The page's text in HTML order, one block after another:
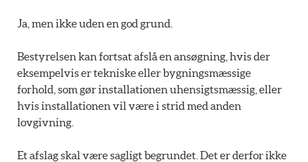
Ja, men ikke uden en god grund.
Bestyrelsen kan fortsat afslå en ansøgning, hvis der
eksempelvis er tekniske eller bygningsmæssige
forhold, som gør installationen uhensigtsmæssig, eller
hvis installationen vil være i strid med anden
lovgivning.
Et afslag skal være sagligt begrundet. Det er derfor ikke